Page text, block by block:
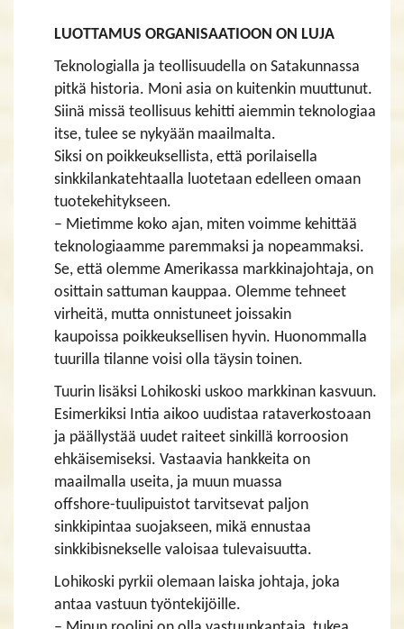
LUOTTAMUS ORGANISAATIOON ON LUJA
Teknologialla ja teollisuudella on Satakunnassa
pitkä historia. Moni asia on kuitenkin muuttunut.
Siinä missä teollisuus kehitti aiemmin teknologiaa
itse, tulee se nykyään maailmalta.
Siksi on poikkeuksellista, että porilaisella
sinkkilankatehtaalla luotetaan edelleen omaan
tuotekehitykseen.
– Mietimme koko ajan, miten voimme kehittää
teknologiaamme paremmaksi ja nopeammaksi.
Se, että olemme Amerikassa markkinajohtaja, on
osittain sattuman kauppaa. Olemme tehneet
virheitä, mutta onnistuneet joissakin
kaupoissa poikkeuksellisen hyvin. Huonommalla
tuurilla tilanne voisi olla täysin toinen.
Tuurin lisäksi Lohikoski uskoo markkinan kasvuun.
Esimerkiksi Intia aikoo uudistaa rataverkostoaan
ja päällystää uudet raiteet sinkillä korroosion
ehkäisemiseksi. Vastaavia hankkeita on
maailmalla useita, ja muun muassa
offshore-tuulipuistot tarvitsevat paljon
sinkkipintaa suojakseen, mikä ennustaa
sinkkibisnekselle valoisaa tulevaisuutta.
Lohikoski pyrkii olemaan laiska johtaja, joka
antaa vastuun työntekijöille.